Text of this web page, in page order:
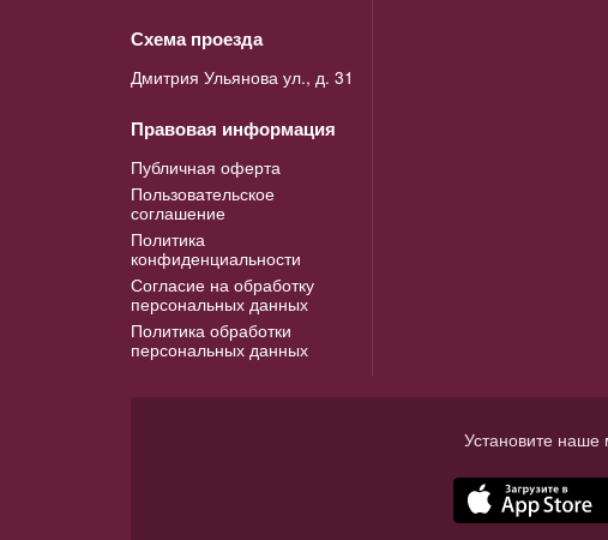
Схема проезда
Дмитрия Ульянова ул., д. 31
Правовая информация
Публичная оферта
Пользовательское
соглашение
Политика
конфиденциальности
Согласие на обработку
персональных данных
Политика обработки
персональных данных
Установите наше